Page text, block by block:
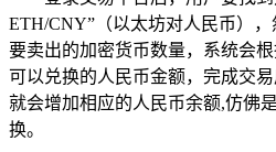
ETH/CNY”（以太坊对人民币）
要卖出的加密货币数量，系统会
可以兑换的人民币金额，完成交
就会增加相应的人民币余额,仿佛
换。